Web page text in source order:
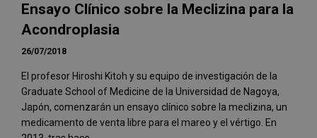
Ensayo Clínico sobre la Meclizina para la
Acondroplasia
26/07/2018
El profesor Hiroshi Kitoh y su equipo de investigación de la
Graduate School of Medicine de la Universidad de Nagoya,
Japón, comenzarán un ensayo clínico sobre la meclizina, un
medicamento de venta libre para el mareo y el vértigo. En